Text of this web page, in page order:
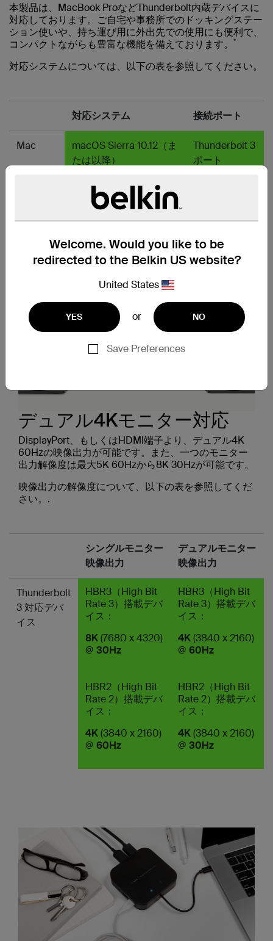
Welcome. Would you like to be
redirected to the Belkin US website?
United States
YES or NO
Save Preferences
本製品は、MacBook ProなどThunderbolt内蔵デバイスに
対応しております。ご自宅や事務所でのドッキングステー
ション使いや、持ち運び用に外出先での使用にも便利で、
コンパクトながらも豊富な機能を備えております。
*
対応システムについては、以下の表を参照してください。
対応システム 接続ポート
Mac
macOS Sierra 10.12（ま
たは以降）
Thunderbolt 3
ポート
Windows 10（または以
デュアル4Kモニター対応
DisplayPort、もしくはHDMI端子より、デュアル4K
60Hzの映像出力が可能です。また、一つのモニター
出力解像度は最大5K 60Hzから8K 30Hzが可能です。
映像出力の解像度について、以下の表を参照してくだ
さい。.
シングルモニター
映像出力
デュアルモニター
映像出力
Thunderbolt
3 対応デバ
イス
HBR3（High Bit
Rate 3）搭載デバ
イス：
8K(7680 x 4320)
@ 30Hz
HBR2（High Bit
Rate 2）搭載デバ
イス：
4K(3840 x 2160)
@ 60Hz
HBR3（High Bit
Rate 3）搭載デバ
イス：
4K(3840 x 2160)
@ 60Hz
HBR2（High Bit
Rate 2）搭載デバ
イス：
4K(3840 x 2160)
@ 30Hz